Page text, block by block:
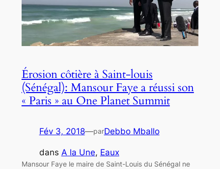
Érosion côtière à Saint-louis
(Sénégal): Mansour Faye a réussi son
« Paris » au One Planet Summit
Fév 3, 2018—parDebbo Mballo
dans A la Une, Eaux
Mansour Faye le maire de Saint-Louis du Sénégal ne